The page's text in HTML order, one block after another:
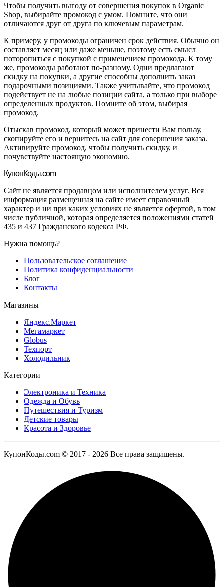
Чтобы получить выгоду от совершения покупок в Organic
Shop, выбирайте промокод с умом. Помните, что они
отличаются друг от друга по ключевым параметрам.
К примеру, у промокоды ограничен срок действия. Обычно он
составляет месяц или даже меньше, поэтому есть смысл
поторопиться с покупкой с применением промокода. К тому
же, промокоды работают по-разному. Одни предлагают
скидку на покупки, а другие способны дополнить заказ
подарочными позициями. Также учитывайте, что промокод
подействует не на любые позиции сайта, а только при выборе
определенных продуктов. Помните об этом, выбирая
промокод.
Отыскав промокод, который может принести Вам пользу,
скопируйте его и вернитесь на сайт для совершения заказа.
Активируйте промокод, чтобы получить скидку, и
почувствуйте настоящую экономию.
КупонКоды.com
Сайт не является продавцом или исполнителем услуг. Вся
информация размещенная на сайте имеет справочный
характер и ни при каких условиях не является офертой, в том
числе публичной, которая определяется положениями статей
435 и 437 Гражданского кодекса РФ.
Нужна помощь?
Пользовательское соглашение
Политика конфиденциальности
Блог
Контакты
Магазины
Яндекс.Маркет
Мегамаркет
Globus
Техпорт
Холодильник
Категории
Электроника и Техника
Одежда и Обувь
Путешествия и Туризм
Детские товары
Красота и Здоровье
КупонКоды.com © 2017 - 2026 Все права защищены.